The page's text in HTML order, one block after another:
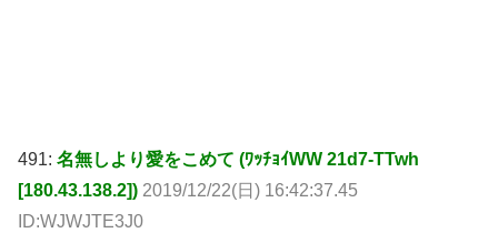
491: 名無しより愛をこめて (ﾜｯﾁｮｲWW 21d7-TTwh
[180.43.138.2]) 2019/12/22(日) 16:42:37.45
ID:WJWJTE3J0